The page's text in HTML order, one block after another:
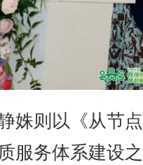
姝则以《从节
务体系建设